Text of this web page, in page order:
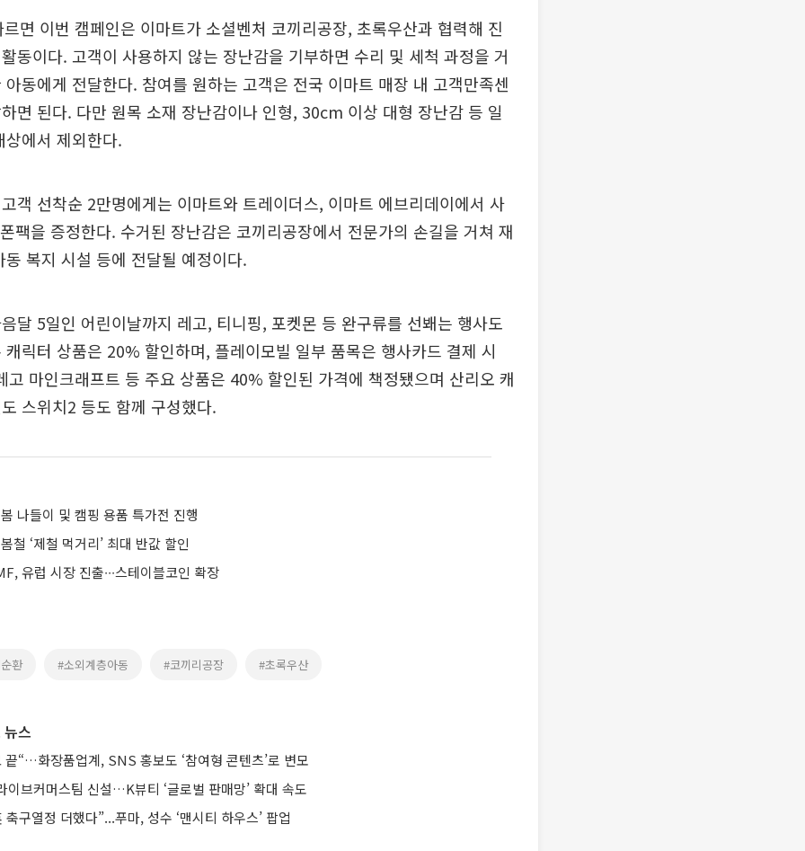
면 이번 캠페인은 이마트가 소셜벤처 코끼리공장, 초록우산과 협력해 진
동이다. 고객이 사용하지 않는 장난감을 기부하면 수리 및 세척 과정을 거
동에게 전달한다. 참여를 원하는 고객은 전국 이마트 매장 내 고객만족센
면 된다. 다만 원목 소재 장난감이나 인형, 30cm 이상 대형 장난감 등 일
에서 제외한다.
객 선착순 2만명에게는 이마트와 트레이더스, 이마트 에브리데이에서 사
팩을 증정한다. 수거된 장난감은 코끼리공장에서 전문가의 손길을 거쳐 재
복지 시설 등에 전달될 예정이다.
달 5일인 어린이날까지 레고, 티니핑, 포켓몬 등 완구류를 선봬는 행사도
캐릭터 상품은 20% 할인하며, 플레이모빌 일부 품목은 행사카드 결제 시
고 마인크래프트 등 주요 상품은 40% 할인된 가격에 책정됐으며 산리오 캐
스위치2 등도 함께 구성했다.
나들이 및 캠핑 용품 특가전 진행
철 ‘제철 먹거리’ 최대 반값 할인
유럽 시장 진출∙∙∙스테이블코인 확장
환 #소외계층아동 #코끼리공장 #초록우산
스
끝“…화장품업계, SNS 홍보도 ‘참여형 콘텐츠’로 변모
이브커머스팀 신설…K뷰티 ‘글로벌 판매망’ 확대 속도
구열정 더했다”...푸마, 성수 ‘맨시티 하우스’ 팝업